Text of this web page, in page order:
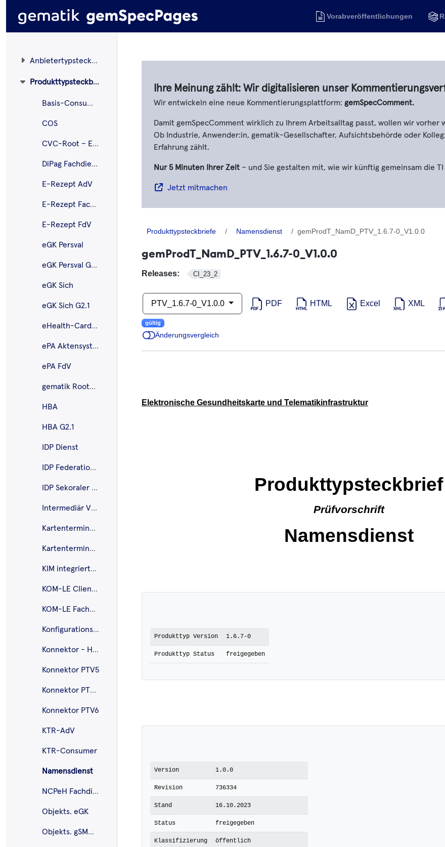
Vorabveröffentlichungen
Anbietertypsteckbriefe
Produkttypsteckbriefe
Basis-Consumer
COS
CVC-Root – ECC
DiPag Fachdienst
E-Rezept AdV
E-Rezept Fachdienst
E-Rezept FdV
eGK Persval
eGK Persval G2.1
eGK Sich
eGK Sich G2.1
eHealth-CardLink
ePA Aktensystem
ePA FdV
gematik Root-CA
HBA
HBA G2.1
IDP Dienst
IDP Federation Master
IDP Sekoraler IDP
Intermediär VSDM
Kartenterminal - eHealth
Kartenterminal - Mobiles
KIM integriertes Clientmodul
KOM-LE Clientmodul
KOM-LE Fachdienst
Konfigurationsdienst
Konnektor - Highspeed
Konnektor PTV5
Konnektor PTV5Plus
Konnektor PTV6
KTR-AdV
KTR-Consumer
Namensdienst
NCPeH Fachdienst
Objekts. eGK
Objekts. gSMC-K
Ihre Meinung zählt: Wir digitalisieren unser
Wir entwickeln eine neue Kommentierungsplattform: gemSpecComment.
Damit gemSpecComment wirklich zu Ihrem Arbeitsalltag passt, wollen wir vorher
Ob Industrie, Anwender:in, gematik-Gesellschafter, Aufsichtsbehörde oder
Erfahrung zählt.
Nur 5 Minuten Ihrer Zeit – und Sie gestalten mit, wie wir künftig gemeinsam die
Jetzt mitmachen
Produkttypsteckbriefe Namensdienst gemProdT_NamD_PTV_1.6.7-0_V1.0.0
gemProdT_NamD_PTV_1.6.7-0_V1.0.0
Releases: CI_23_2
PTV_1.6.7-0_V1.0.0 PDF HTML Excel XML
gültig
Änderungsvergleich
Elektronische Gesundheitskarte und Telematikinfrastruktur
Produkttypsteckbrief
Prüfvorschrift
Namensdienst
Produkttyp Version 1.6.7-0
Produkttyp Status freigegeben
Version 1.0.0
Revision 736334
Stand 16.10.2023
Status freigegeben
Klassifizierung öffentlich